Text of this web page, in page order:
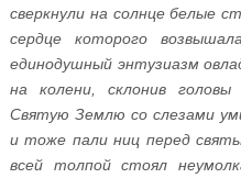
сверкнули на солнце белые
сердце которого
единодушный энтузиазм
на колени, склонив
Святую Землю со слезами
и тоже пали ниц перед
всей толпой стоял